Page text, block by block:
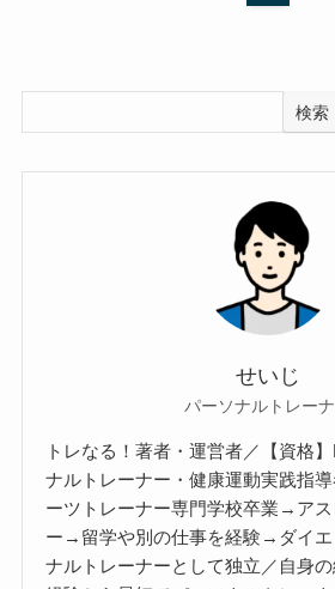
検索
せいじ
パーソナルトレー
トレなる！著者・運営者／【資格
ナルトレーナー・健康運動実践指
ーツトレーナー専門学校卒業→ア
ー→留学や別の仕事を経験→ダイエ
ナルトレーナーとして独立／自身